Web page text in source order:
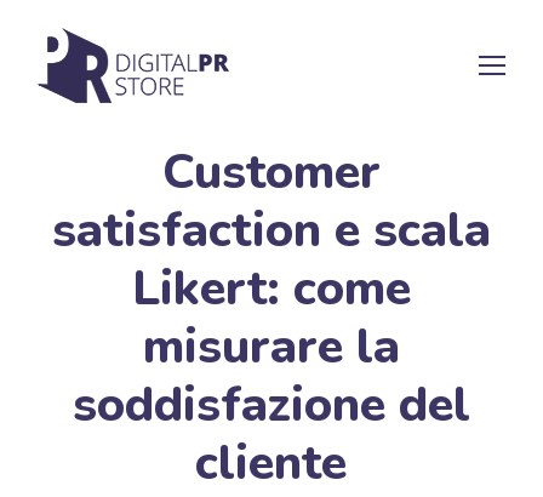
Customer
satisfaction e scala
Likert: come
misurare la
soddisfazione del
cliente